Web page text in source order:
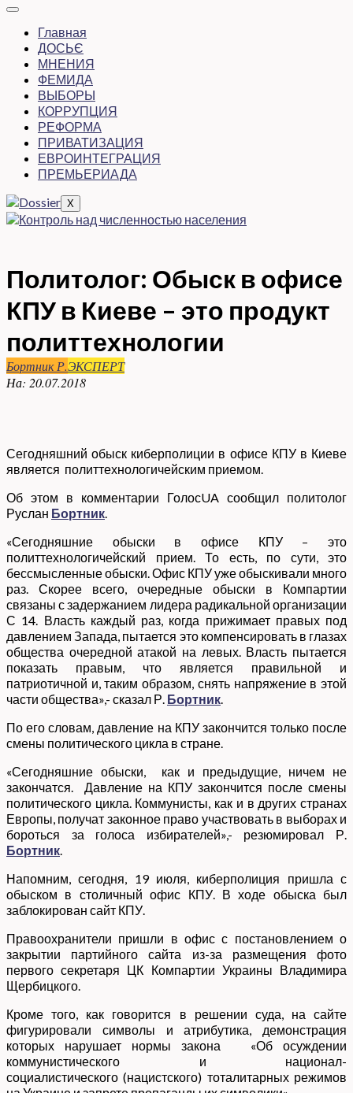
Главная
ДОСЬЄ
МНЕНИЯ
ФЕМИДА
ВЫБОРЫ
КОРРУПЦИЯ
РЕФОРМА
ПРИВАТИЗАЦИЯ
ЕВРОИНТЕГРАЦИЯ
ПРЕМЬЕРИАДА
X
Политолог: Обыск в офисе
КПУ в Киеве – это продукт
политтехнологии
Бортник Р.ЭКСПЕРТ
На: 20.07.2018
Сегодняшний обыск киберполиции в офисе КПУ в Киеве
является политтехнологичейским приемом.
Об этом в комментарии ГолосUA сообщил политолог
Руслан Бортник.
«Сегодняшние обыски в офисе КПУ – это
политтехнологичейский прием. То есть, по сути, это
бессмысленные обыски. Офис КПУ уже обыскивали много
раз. Скорее всего, очередные обыски в Компартии
связаны с задержанием лидера радикальной организации
С 14. Власть каждый раз, когда прижимает правых под
давлением Запада, пытается это компенсировать в глазах
общества очередной атакой на левых. Власть пытается
показать правым, что является правильной и
патриотичной и, таким образом, снять напряжение в этой
части общества»,- сказал Р. Бортник.
По его словам, давление на КПУ закончится только после
смены политического цикла в стране.
«Сегодняшние обыски, как и предыдущие, ничем не
закончатся. Давление на КПУ закончится после смены
политического цикла. Коммунисты, как и в других странах
Европы, получат законное право участвовать в выборах и
бороться за голоса избирателей»,- резюмировал Р.
Бортник.
Напомним, сегодня, 19 июля, киберполиция пришла с
обыском в столичный офис КПУ. В ходе обыска был
заблокирован сайт КПУ.
Правоохранители пришли в офис с постановлением о
закрытии партийного сайта из-за размещения фото
первого секретаря ЦК Компартии Украины Владимира
Щербицкого.
Кроме того, как говорится в решении суда, на сайте
фигурировали символы и атрибутика, демонстрация
которых нарушает нормы закона «Об осуждении
коммунистического и национал-
социалистического (нацистского) тоталитарных режимов